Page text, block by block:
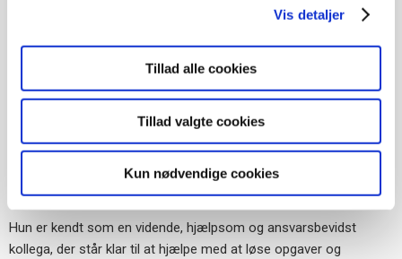
Vis detaljer
Tillad alle cookies
Tillad valgte cookies
Kun nødvendige cookies
Lone har – til stor gavn for kollegerne - stor viden om ny
elektronisk teknik. Hun er superbruger i digitale løsninger og hun
Kollegerne får gerne en kvik bemærkning med på vejen, så de
nyder godt af Lones gode humør og ikke mindst af, at Lone altid
er den, der kommer med fantastiske lækre kager, når der er
grund til at hygge på kontoret.
Hun er kendt som en vidende, hjælpsom og ansvarsbevidst
kollega, der står klar til at hjælpe med at løse opgaver og